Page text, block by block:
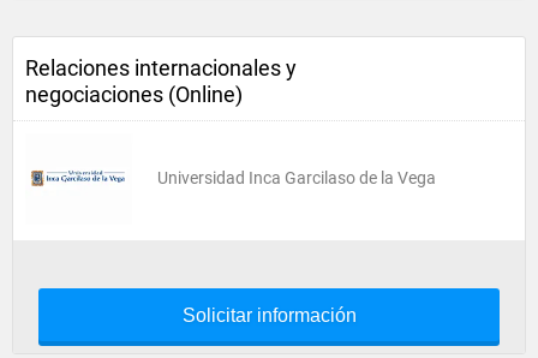
Relaciones internacionales y
negociaciones (Online)
Universidad Inca Garcilaso de la Vega
Solicitar información